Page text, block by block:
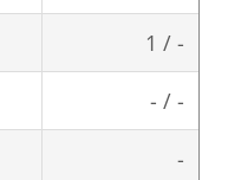
1 / -
- / -
-